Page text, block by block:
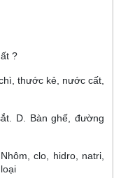
?
thước kẻ, nước cất,
D. Bàn ghế, đường
clo, hidro, natri,